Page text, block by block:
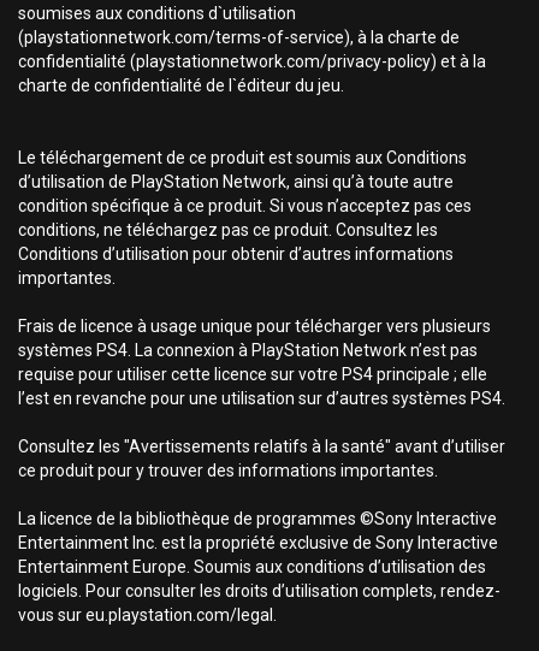
soumises aux conditions d`utilisation
(playstationnetwork.com/terms-of-service), à la charte de
confidentialité (playstationnetwork.com/privacy-policy) et à la
charte de confidentialité de l`éditeur du jeu.
Le téléchargement de ce produit est soumis aux Conditions
d’utilisation de PlayStation Network, ainsi qu’à toute autre
condition spécifique à ce produit. Si vous n’acceptez pas ces
conditions, ne téléchargez pas ce produit. Consultez les
Conditions d’utilisation pour obtenir d’autres informations
importantes.
Frais de licence à usage unique pour télécharger vers plusieurs
systèmes PS4. La connexion à PlayStation Network n’est pas
requise pour utiliser cette licence sur votre PS4 principale ; elle
l’est en revanche pour une utilisation sur d’autres systèmes PS4.
Consultez les "Avertissements relatifs à la santé" avant d’utiliser
ce produit pour y trouver des informations importantes.
La licence de la bibliothèque de programmes ©Sony Interactive
Entertainment Inc. est la propriété exclusive de Sony Interactive
Entertainment Europe. Soumis aux conditions d’utilisation des
logiciels. Pour consulter les droits d’utilisation complets, rendez-
vous sur eu.playstation.com/legal.